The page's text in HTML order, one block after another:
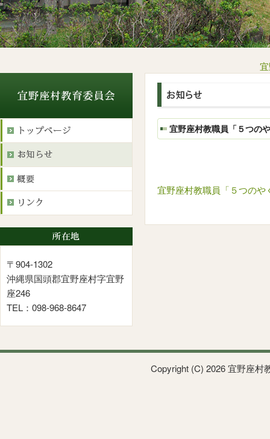
〒904-1302
沖縄県国頭郡宜野座村字宜野
座246
TEL：098-968-8647
宜野座村教職員「５つの
宜野座村教職員「５つのや
Copyright (C) 2026 宜野座村